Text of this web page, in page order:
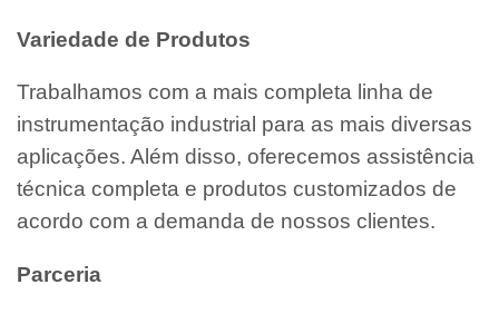
Variedade de Produtos
Trabalhamos com a mais completa linha de
instrumentação industrial para as mais diversas
aplicações. Além disso, oferecemos assistência
técnica completa e produtos customizados de
acordo com a demanda de nossos clientes.
Parceria